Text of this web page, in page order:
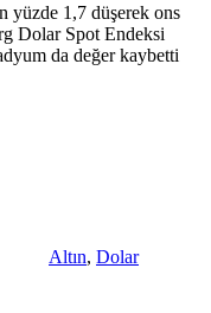
yüzde 1,7 düşerek ons
Dolar Spot Endeksi
da değer kaybetti
Altın, Dolar